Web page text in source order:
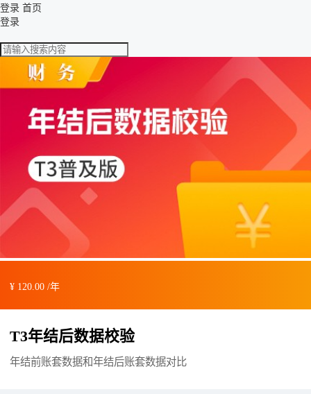
登录 首页
登录
¥ 120.00 /年
T3年结后数据校验
年结前账套数据和年结后账套数据对比